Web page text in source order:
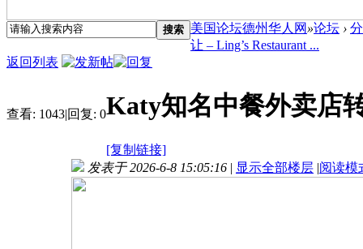
搜索 美国论坛德州华人网 »论坛 ›
让 – Ling’s Restaurant ...
返回列表
查看: 1043|回复: 0Katy知名中餐外卖店
[复制链接]
发表于 2026-6-8 15:05:16 | 显示全部楼层 |阅读模